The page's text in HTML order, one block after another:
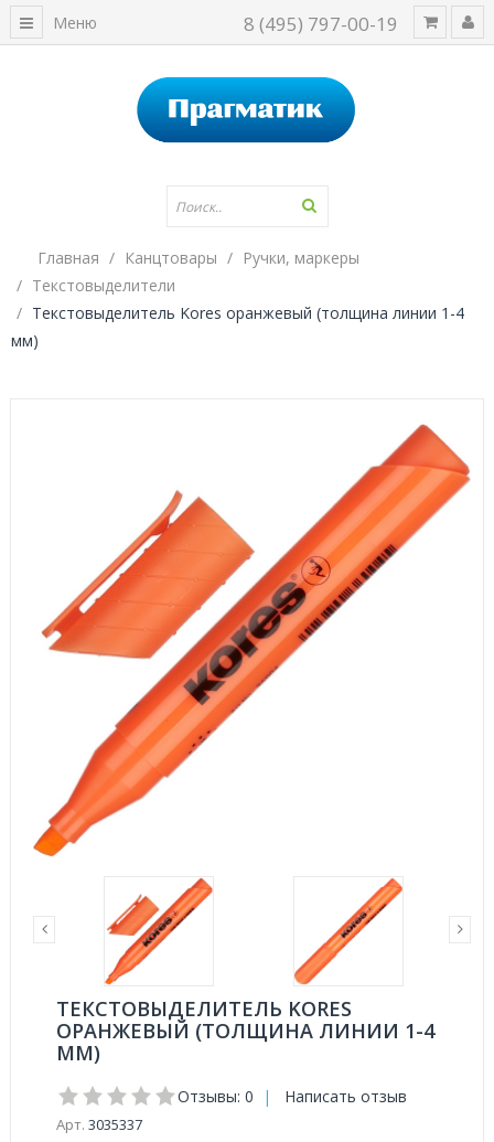
8 (495) 797-00-19
Меню
Главная Канцтовары
Ручки, маркеры
Текстовыделители
Текстовыделитель Kores оранжевый (толщина линии 1-4
мм)
ТЕКСТОВЫДЕЛИТЕЛЬ KORES
ОРАНЖЕВЫЙ (ТОЛЩИНА ЛИНИИ 1-4
ММ)
Отзывы: 0 | Написать отзыв
Арт. 3035337